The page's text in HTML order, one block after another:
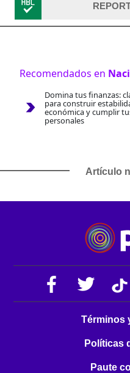
Recomendados en
Domina tus finanzas:
para construir
económica y cumplir
personales
Artículo
Términos
Políticas
Paute